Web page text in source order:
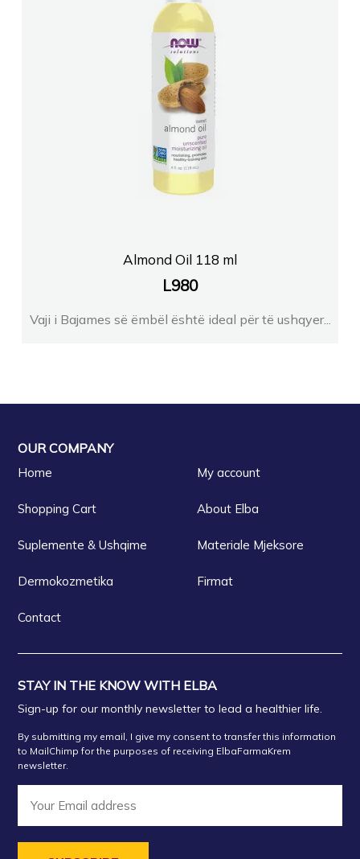
Almond Oil 118 ml
L980
Vaji i Bajames së ëmbël është ideal për të ushqyer...
OUR COMPANY
Home My account
Shopping Cart About Elba
Suplemente & Ushqime Materiale Mjeksore
Dermokozmetika Firmat
Contact
STAY IN THE KNOW WITH ELBA
Sign-up for our monthly newsletter to lead a healthier life.
By submitting my email, I give my consent to transfer this information
to MailChimp for the purposes of receiving ElbaFarmaKrem
newsletter.